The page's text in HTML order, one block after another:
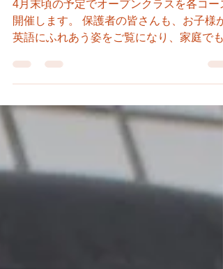
4月末頃の予定でオープンクラスを各コー
開催します。 保護者の皆さんも、お子様が
英語にふれあう姿をご覧になり、家庭でも
なると思いますよ！ ぜひ、お時間を作って
いただきご参加ください。 おって詳細情報
をアップいたします。